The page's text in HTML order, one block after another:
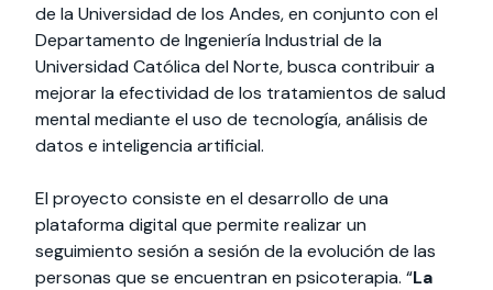
de la Universidad de los Andes, en conjunto con el
Departamento de Ingeniería Industrial de la
Universidad Católica del Norte, busca contribuir a
mejorar la efectividad de los tratamientos de salud
mental mediante el uso de tecnología, análisis de
datos e inteligencia artificial.
El proyecto consiste en el desarrollo de una
plataforma digital que permite realizar un
seguimiento sesión a sesión de la evolución de las
personas que se encuentran en psicoterapia. “La